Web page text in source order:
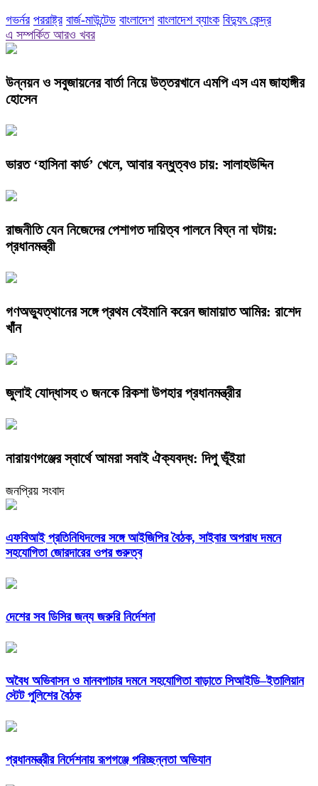
গভর্নর পররাষ্ট্র বার্জ-মাউন্টেড বাংলাদেশ বাংলাদেশ ব্যাংক বিদ্যুৎ কেন্দ্র
এ সম্পর্কিত আরও খবর
উন্নয়ন ও সবুজায়নের বার্তা নিয়ে উত্তরখানে এমপি এস এম জাহাঙ্গীর
হোসেন
ভারত ‘হাসিনা কার্ড’ খেলে, আবার বন্ধুত্বও চায়: সালাহউদ্দিন
রাজনীতি যেন নিজেদের পেশাগত দায়িত্ব পালনে বিঘ্ন না ঘটায়:
প্রধানমন্ত্রী
গণঅভ্যুত্থানের সঙ্গে প্রথম বেইমানি করেন জামায়াত আমির: রাশেদ
খাঁন
জুলাই যোদ্ধাসহ ৩ জনকে রিকশা উপহার প্রধানমন্ত্রীর
নারায়ণগঞ্জের স্বার্থে আমরা সবাই ঐক্যবদ্ধ: দিপু ভূঁইয়া
জনপ্রিয় সংবাদ
এফবিআই প্রতিনিধিদলের সঙ্গে আইজিপির বৈঠক, সাইবার অপরাধ দমনে
সহযোগিতা জোরদারের ওপর গুরুত্ব
দেশের সব ডিসির জন্য জরুরি নির্দেশনা
অবৈধ অভিবাসন ও মানবপাচার দমনে সহযোগিতা বাড়াতে সিআইডি–ইতালিয়ান
স্টেট পুলিশের বৈঠক
প্রধানমন্ত্রীর নির্দেশনায় রূপগঞ্জে পরিচ্ছন্নতা অভিযান